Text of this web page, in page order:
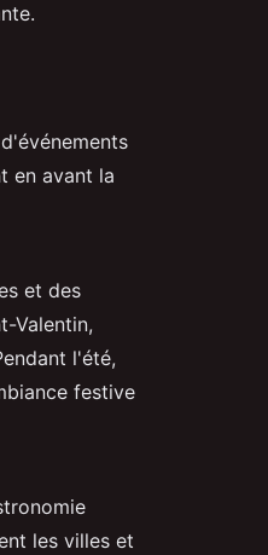
en avant la
et des
Valentin,
l'été,
festive
les villes et